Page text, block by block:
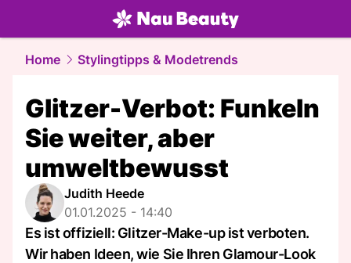
beauty.NAU.ch
Home Stylingtipps & Modetrends
Glitzer-Verbot: Funkeln
Sie weiter, aber
umweltbewusst
Judith Heede
01.01.2025 - 14:40
Es ist offiziell: Glitzer-Make-up ist verboten.
Wir haben Ideen, wie Sie Ihren Glamour-Look